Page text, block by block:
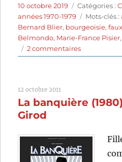
Publié
le
10 octobre 2019 Catégories
Catégories :
années 1970-1979
Étiquettes
Mots-clés :
Bernard Blier, bourgeoisie,
Belmondo, Marie-France Pisier,
2 commentairessur
Le
ennemi
Henri
Verneuil
12 octobre 2011
La banquière
Girod